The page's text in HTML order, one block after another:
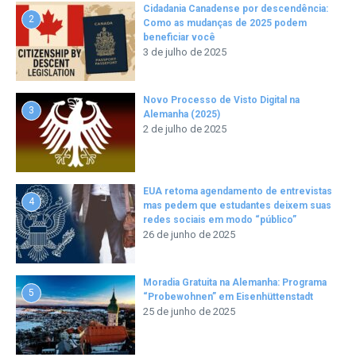
2
Cidadania Canadense por descendência:
Como as mudanças de 2025 podem
beneficiar você
3 de julho de 2025
3
Novo Processo de Visto Digital na
Alemanha (2025)
2 de julho de 2025
4
EUA retoma agendamento de entrevistas
mas pedem que estudantes deixem suas
redes sociais em modo “público”
26 de junho de 2025
5
Moradia Gratuita na Alemanha: Programa
“Probewohnen” em Eisenhüttenstadt
25 de junho de 2025